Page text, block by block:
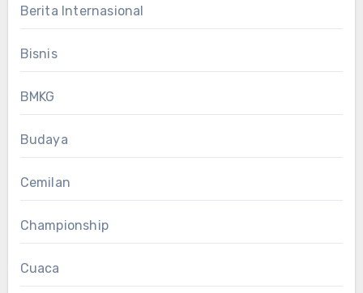
Berita Internasional
Bisnis
BMKG
Budaya
Cemilan
Championship
Cuaca